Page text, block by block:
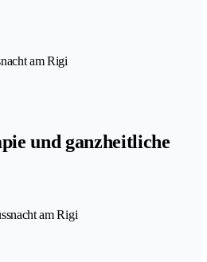
am Rigi
und ganzheitliche
am Rigi